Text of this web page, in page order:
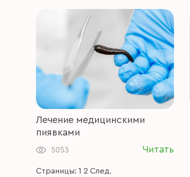
Лечение медицинскими
пиявками
5053 Читать
Страницы: 1 2 След.